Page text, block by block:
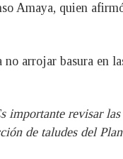
quien
arrojar basura en
importante revisar
de taludes del